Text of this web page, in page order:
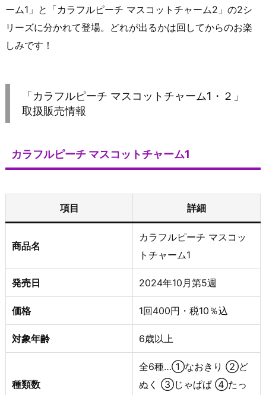
ーム1」と「カラフルピーチ マスコットチャーム2」の2シ
リーズに分かれて登場。どれが出るかは回してからのお楽
しみです！
「カラフルピーチ マスコットチャーム1・２」
取扱販売情報
カラフルピーチ マスコットチャーム1
項目 詳細
商品名
カラフルピーチ マスコッ
トチャーム1
発売日 2024年10月第5週
価格 1回400円・税10％込
対象年齢 6歳以上
種類数
全6種…①なおきり ②ど
ぬく ③じゃぱぱ ④たっ